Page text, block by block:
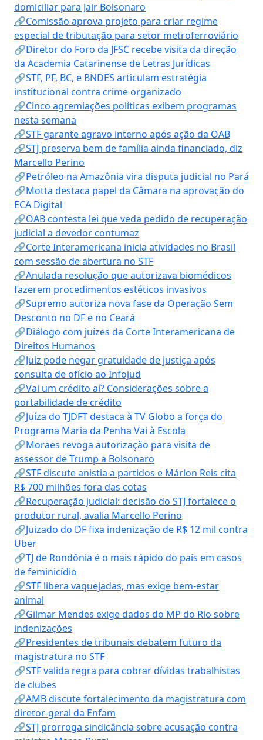
domiciliar para Jair Bolsonaro
🔗Comissão aprova projeto para criar regime
especial de tributação para setor metroferroviário
🔗Diretor do Foro da JFSC recebe visita da direção
da Academia Catarinense de Letras Jurídicas
🔗STF, PF, BC, e BNDES articulam estratégia
institucional contra crime organizado
🔗Cinco agremiações políticas exibem programas
nesta semana
🔗STF garante agravo interno após ação da OAB
🔗STJ preserva bem de família ainda financiado, diz
Marcello Perino
🔗Petróleo na Amazônia vira disputa judicial no Pará
🔗Motta destaca papel da Câmara na aprovação do
ECA Digital
🔗OAB contesta lei que veda pedido de recuperação
judicial a devedor contumaz
🔗Corte Interamericana inicia atividades no Brasil
com sessão de abertura no STF
🔗Anulada resolução que autorizava biomédicos
fazerem procedimentos estéticos invasivos
🔗Supremo autoriza nova fase da Operação Sem
Desconto no DF e no Ceará
🔗Diálogo com juízes da Corte Interamericana de
Direitos Humanos
🔗Juiz pode negar gratuidade de justiça após
consulta de ofício ao Infojud
🔗Vai um crédito aí? Considerações sobre a
portabilidade de crédito
🔗Juíza do TJDFT destaca à TV Globo a força do
Programa Maria da Penha Vai à Escola
🔗Moraes revoga autorização para visita de
assessor de Trump a Bolsonaro
🔗STF discute anistia a partidos e Márlon Reis cita
R$ 700 milhões fora das cotas
🔗Recuperação judicial: decisão do STJ fortalece o
produtor rural, avalia Marcello Perino
🔗Juizado do DF fixa indenização de R$ 12 mil contra
Uber
🔗TJ de Rondônia é o mais rápido do país em casos
de feminicídio
🔗STF libera vaquejadas, mas exige bem-estar
animal
🔗Gilmar Mendes exige dados do MP do Rio sobre
indenizações
🔗Presidentes de tribunais debatem futuro da
magistratura no STF
🔗STF valida regra para cobrar dívidas trabalhistas
de clubes
🔗AMB discute fortalecimento da magistratura com
diretor-geral da Enfam
🔗STJ prorroga sindicância sobre acusação contra